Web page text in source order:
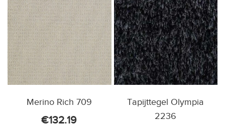
Merino Rich 709
€132.19
Tapijttegel Olympia
2236